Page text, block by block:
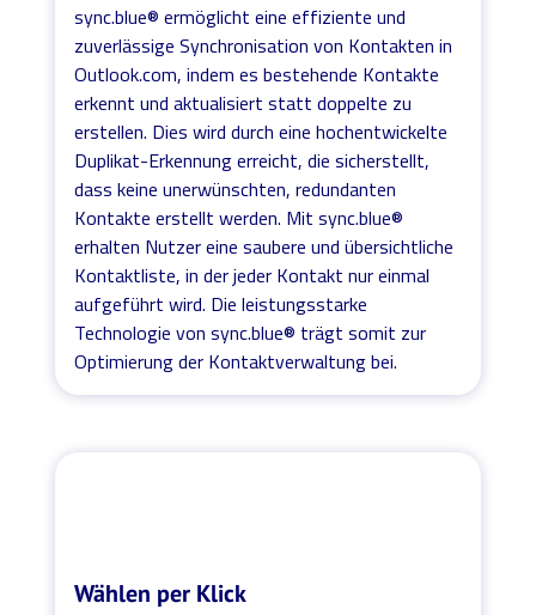
sync.blue® ermöglicht eine effiziente und
zuverlässige Synchronisation von Kontakten in
Outlook.com, indem es bestehende Kontakte
erkennt und aktualisiert statt doppelte zu
erstellen. Dies wird durch eine hochentwickelte
Duplikat-Erkennung erreicht, die sicherstellt,
dass keine unerwünschten, redundanten
Kontakte erstellt werden. Mit sync.blue®
erhalten Nutzer eine saubere und übersichtliche
Kontaktliste, in der jeder Kontakt nur einmal
aufgeführt wird. Die leistungsstarke
Technologie von sync.blue® trägt somit zur
Optimierung der Kontaktverwaltung bei.
Wählen per Klick